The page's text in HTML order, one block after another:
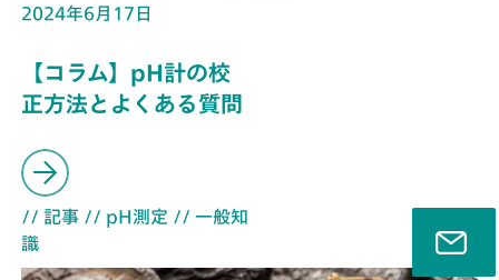
2024年6月17日
【コラム】pH計の校
正方法とよくある質問
// 記事 // pH測定 // 一般知
識